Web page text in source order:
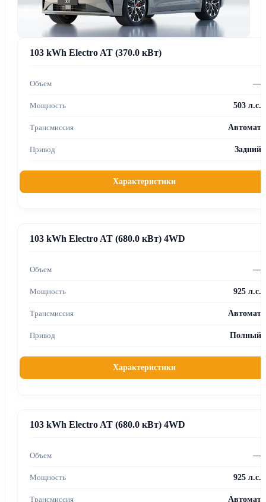
103 kWh Electro AT (370.0 кВт)
—
503 л.с.
Автомат
Задний
Характеристики
103 kWh Electro AT (680.0 кВт) 4WD
—
925 л.с.
Автомат
Полный
Характеристики
103 kWh Electro AT (680.0 кВт) 4WD
—
925 л.с.
Автомат